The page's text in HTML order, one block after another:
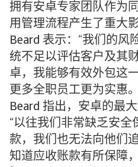
拥有安卓专家团队作为
用管理流程产生了重大影
Beard 表示：“我们的风
统不足以评估客户及其
卓，我能够有效外包这
更多全职员工更为实惠
Beard 指出，安卓的最
“以往我们非常缺乏安全
款，我们也无法向他们
知道应收账款有所保障